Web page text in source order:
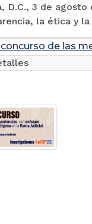
D.C., 3 de
la ética y
de las